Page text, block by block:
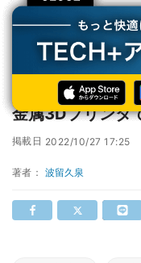
TECH+ テクノロジー
国立天文台、アルマ望遠鏡
国立天文台、ア
金属3Dプリンタ
掲載日 2022/10/27 17:25
著者： 波留久泉